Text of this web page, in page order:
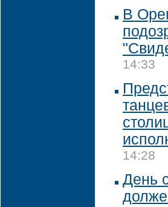
В
14:33
14:28
День